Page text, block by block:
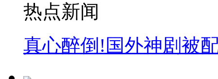
热点新闻
真心醉倒!国外神剧被